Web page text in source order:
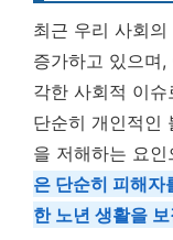
최근 우리 사회
증가하고 있으며
각한 사회적 이
단순히 개인적인
을 저해하는 요
은 단순히 피해자
한 노년 생활을